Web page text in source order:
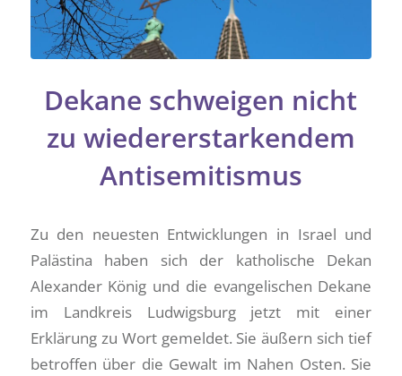
Dekane schweigen nicht
zu wiedererstarkendem
Antisemitismus
Zu den neuesten Entwicklungen in Israel und
Palästina haben sich der katholische Dekan
Alexander König und die evangelischen Dekane
im Landkreis Ludwigsburg jetzt mit einer
Erklärung zu Wort gemeldet. Sie äußern sich tief
betroffen über die Gewalt im Nahen Osten. Sie